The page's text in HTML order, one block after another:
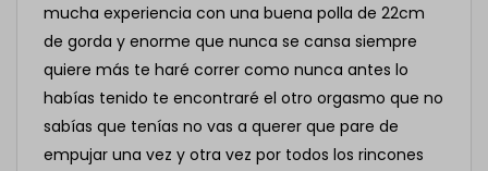
mucha experiencia con una buena polla de 22cm
de gorda y enorme que nunca se cansa siempre
quiere más te haré correr como nunca antes lo
habías tenido te encontraré el otro orgasmo que no
sabías que tenías no vas a querer que pare de
empujar una vez y otra vez por todos los rincones